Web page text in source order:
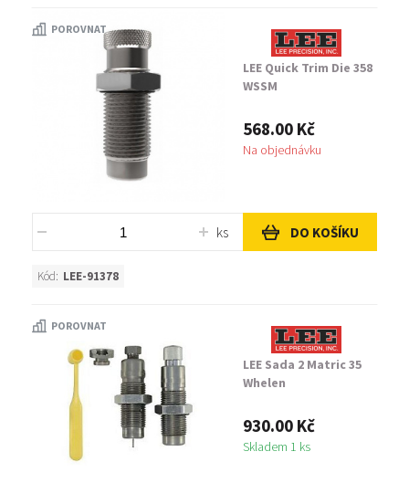
POROVNAT
LEE Quick Trim Die 358
WSSM
568.00 Kč
Na objednávku
ks DO KOŠÍKU
Kód: LEE-91378
POROVNAT
LEE Sada 2 Matric 35
Whelen
930.00 Kč
Skladem 1 ks